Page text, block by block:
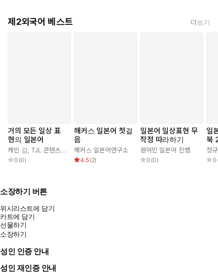
제2외국어 베스트 더보기
거의 모든 일상 표
현의 일본어
케빈 강,TJL 콘텐츠 연구소
0 (0)
해커스 일본어 첫걸
음
해커스 일본어연구소
4.5(2)
일본어 일상표현 무
작정 따라하기
원어민 일본어 진쌤
0 (0)
일
북
정
0
소장하기 버튼
위시리스트에 담기
카트에 담기
선물하기
소장하기
성인 인증 안내
성인 재인증 안내